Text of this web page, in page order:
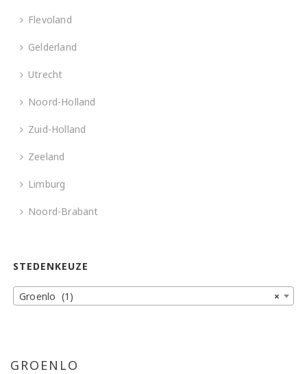
GROENLO
Flevoland
Gelderland
Utrecht
Noord-Holland
Zuid-Holland
Zeeland
Limburg
Noord-Brabant
STEDENKEUZE
×
Groenlo (1)